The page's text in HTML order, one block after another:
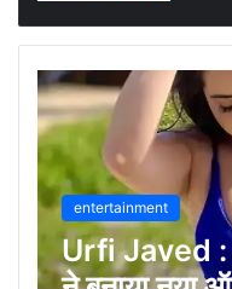
entertainment
Urfi Javed :